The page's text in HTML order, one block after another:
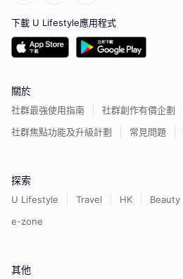
下載 U Lifestyle應用程式
關於
社群最強使用指南
社群創作有價企劃
社群焦點功能及升級計劃
常見問題
探索
U Lifestyle Travel HK Beauty
e-zone
其他